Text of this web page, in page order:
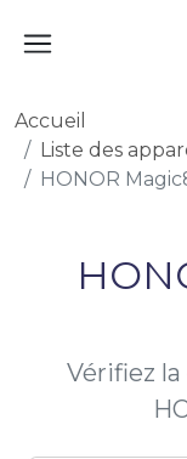
Accueil
Liste des
HONOR
Vérifiez